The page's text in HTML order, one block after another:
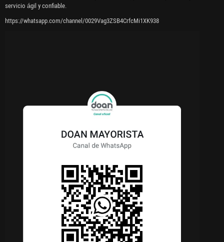
servicio ágil y confiable.
https://whatsapp.com/channel/0029Vag3ZSB4CrfcMi1XK938